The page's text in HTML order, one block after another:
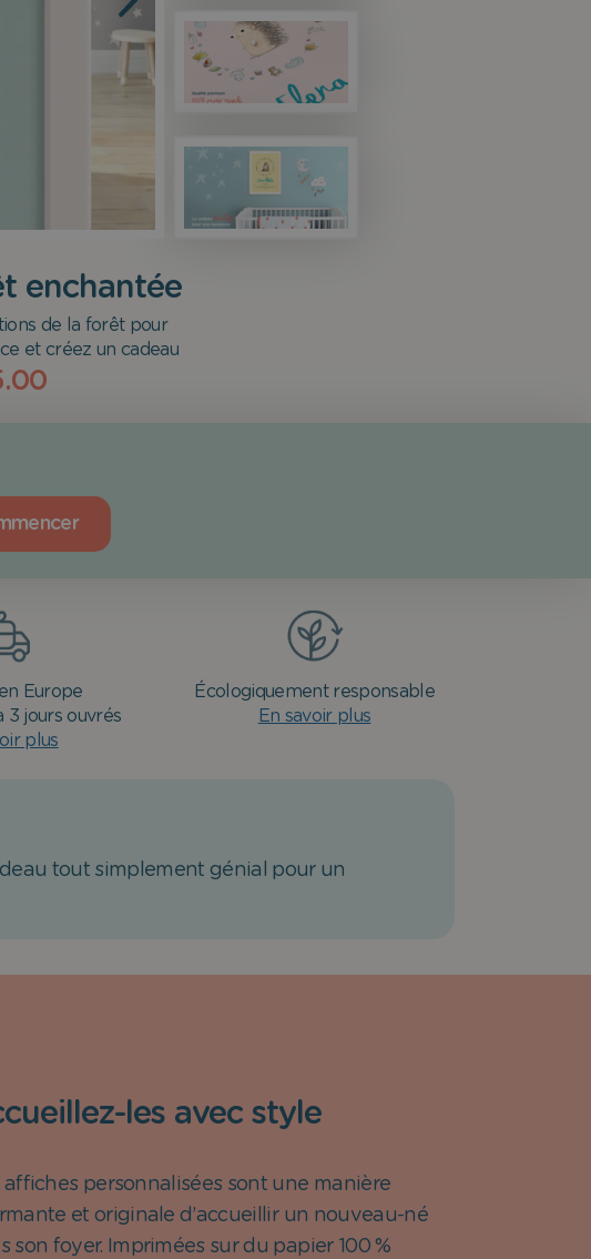
enchantée
de la forêt pour
et créez un cadeau
Europe
3 jours ouvrés
plus
Écologiquement responsable
En savoir plus
tout simplement génial pour un
les avec style
affiches personnalisées sont une manière
et originale d’accueillir un nouveau-né
son foyer. Imprimées sur du papier 100 %